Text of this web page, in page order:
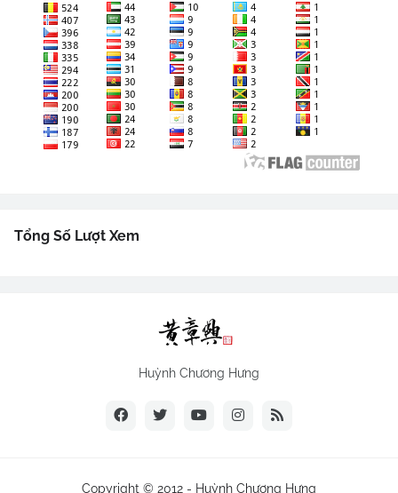
Tổng Số Lượt Xem
Huỳnh Chương Hưng
Copyright © 2012 - Huỳnh Chương Hưng